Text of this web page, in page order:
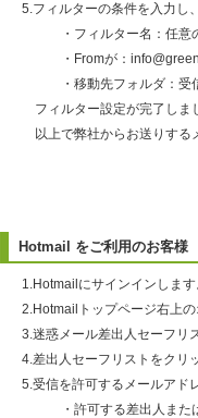
5.フィルターの条件を入力し
・フィルター名：任意の
・Fromが：
・移動先フォルダ：受
フィルター設定が完了しま
以上で弊社からお送りする
Hotmail をご利用のお客様
1.Hotmailにサインインします
2.Hotmailトップページ右上
3.迷惑メール差出人セーフリ
4.差出人セーフリストをクリ
5.受信を許可するメールアド
・許可する差出人または